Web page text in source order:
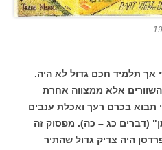
אך תלמיד חכם גדול לא היה.
אלא ממצווה אחרת
תבוא בכרם רעך ואכלת ענבים
(דברים כג – כה). מפסוק זה
היה צדיק גדול שהתיר